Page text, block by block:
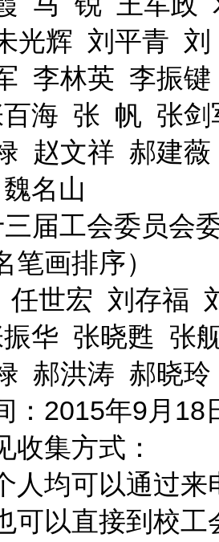
光辉 刘平青
李林英 李振
海 张 帆 张
赵文祥 郝建
名山
届工会委员会
笔画排序）
任世宏 刘存福
华 张晓甦 张
郝洪涛 郝晓玲
：2015年9月18
收集方式：
人均可以通过
可以直接到校